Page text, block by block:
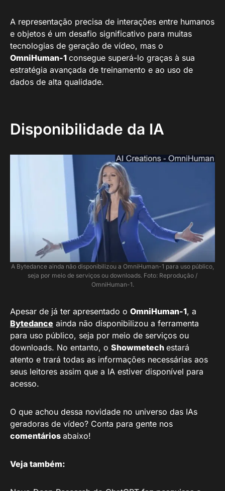
A representação precisa de interações entre humanos
e objetos é um desafio significativo para muitas
tecnologias de geração de vídeo, mas o
OmniHuman-1 consegue superá-lo graças à sua
estratégia avançada de treinamento e ao uso de
dados de alta qualidade.
Disponibilidade da IA
A Bytedance ainda não disponibilizou a OmniHuman-1 para uso público,
seja por meio de serviços ou downloads. Foto: Reprodução /
OmniHuman-1.
Apesar de já ter apresentado o OmniHuman-1, a
Bytedance ainda não disponibilizou a ferramenta
para uso público, seja por meio de serviços ou
downloads. No entanto, o Showmetech estará
atento e trará todas as informações necessárias aos
seus leitores assim que a IA estiver disponível para
acesso.
O que achou dessa novidade no universo das IAs
geradoras de vídeo? Conta para gente nos
comentários abaixo!
Veja também: